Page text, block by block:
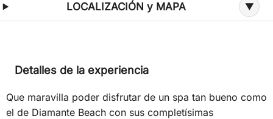
LOCALIZACIÓN y MAPA
Detalles de la experiencia
Que maravilla poder disfrutar de un spa tan bueno como
el de Diamante Beach con sus completísimas